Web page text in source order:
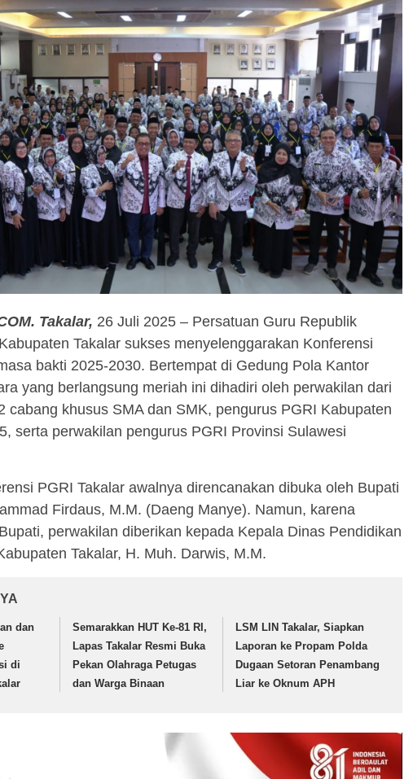
Takalar, 26 Juli 2025 – Persatuan Guru Republik
Takalar sukses menyelenggarakan Konferensi
bakti 2025-2030. Bertempat di Gedung Pola Kantor
yang berlangsung meriah ini dihadiri oleh perwakilan dari
cabang khusus SMA dan SMK, pengurus PGRI Kabupaten
serta perwakilan pengurus PGRI Provinsi Sulawesi
PGRI Takalar awalnya direncanakan dibuka oleh Bupati
Firdaus, M.M. (Daeng Manye). Namun, karena
perwakilan diberikan kepada Kepala Dinas Pendidikan
Takalar, H. Muh. Darwis, M.M.
dan
di
Semarakkan HUT Ke-81 RI,
Lapas Takalar Resmi Buka
Pekan Olahraga Petugas
dan Warga Binaan
LSM LIN Takalar, Siapkan
Laporan ke Propam Polda
Dugaan Setoran Penambang
Liar ke Oknum APH